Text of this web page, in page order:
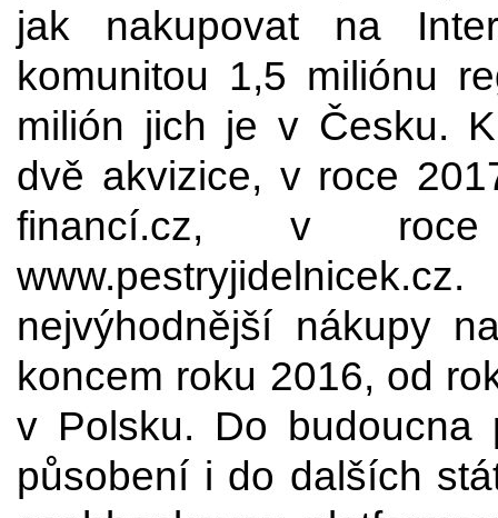
jak nakupovat na
komunitou 1,5 miliónu
milión jich je v Česku.
dvě akvizice, v roce
financí.cz, v
nejvýhodnější nákupy
koncem roku 2016, od
v Polsku. Do budoucna
působení i do dalších